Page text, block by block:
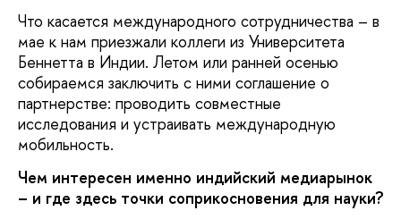
Что касается международного сотрудничества – в
мае к нам приезжали коллеги из Университета
Беннетта в Индии. Летом или ранней осенью
собираемся заключить с ними соглашение о
партнерстве: проводить совместные
исследования и устраивать международную
мобильность.
Чем интересен именно индийский медиарынок
– и где здесь точки соприкосновения для науки?